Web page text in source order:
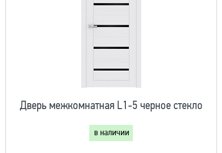
Дверь межкомнатная L1-5 черное стекло
в наличии